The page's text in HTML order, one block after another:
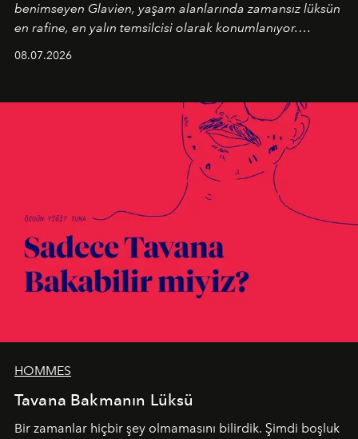
benimseyen Glavien, yaşam alanlarında zamansız lüksün
en rafine, en yalın temsilcisi olarak konumlanıyor.
08.07.2026
HOMMES
Tavana Bakmanın Lüksü
Bir zamanlar hiçbir şey olmamasını bilirdik. Şimdi boşluk